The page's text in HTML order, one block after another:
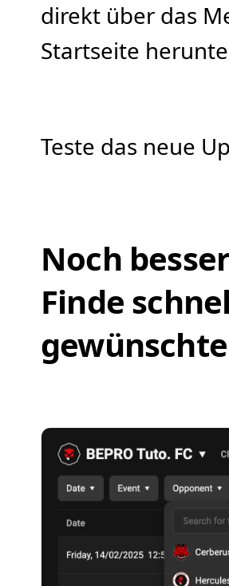
direkt über das
Startseite
Teste das neue
Noch
Finde